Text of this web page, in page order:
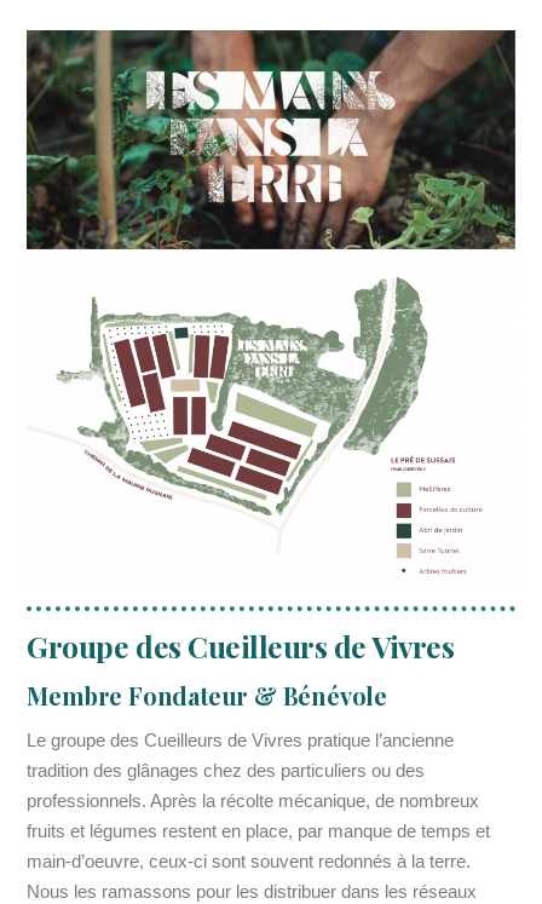
Groupe des Cueilleurs de Vivres
Membre Fondateur & Bénévole
Le groupe des Cueilleurs de Vivres pratique l’ancienne
tradition des glânages chez des particuliers ou des
professionnels. Après la récolte mécanique, de nombreux
fruits et légumes restent en place, par manque de temps et
main-d’oeuvre, ceux-ci sont souvent redonnés à la terre.
Nous les ramassons pour les distribuer dans les réseaux